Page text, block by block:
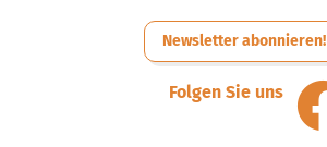
Newsletter abonnieren!
Folgen Sie uns